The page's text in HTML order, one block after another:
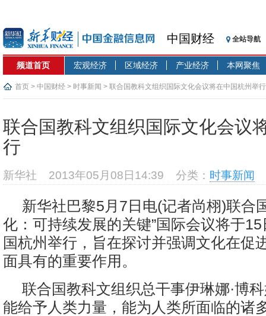
中国财经 全站导航
频道首页 宏观经济 区域经济 产业经济 本网聚焦
首页 > 中国财经 > 时事新闻 > 联合国教科文组织国际文化会议将在中国杭州举行
联合国教科文组织国际文化会议
行
新华社 2013年05月08日14:39 分类： 时事新闻
新华社巴黎5月7日电(记者尚栩)联合
化：可持续发展的关键”国际会议将于
国杭州举行，旨在探讨并强调文化在促
面具有的重要作用。
联合国教科文组织总干事伊琳娜·博
能给予人类力量，能为人类所面临的诸